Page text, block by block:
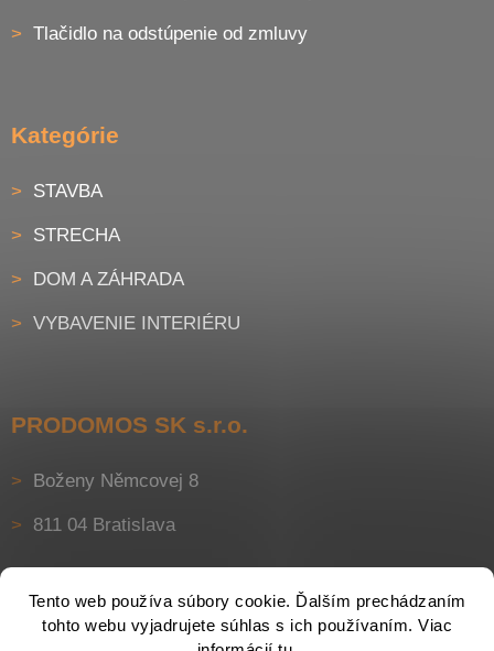
Tento web používa súbory cookie. Ďalším prechádzaním
tohto webu vyjadrujete súhlas s ich používaním. Viac
Tlačidlo na odstúpenie od zmluvy
Kategórie
STAVBA
STRECHA
DOM A ZÁHRADA
VYBAVENIE INTERIÉRU
PRODOMOS SK s.r.o.
Boženy Němcovej 8
811 04 Bratislava